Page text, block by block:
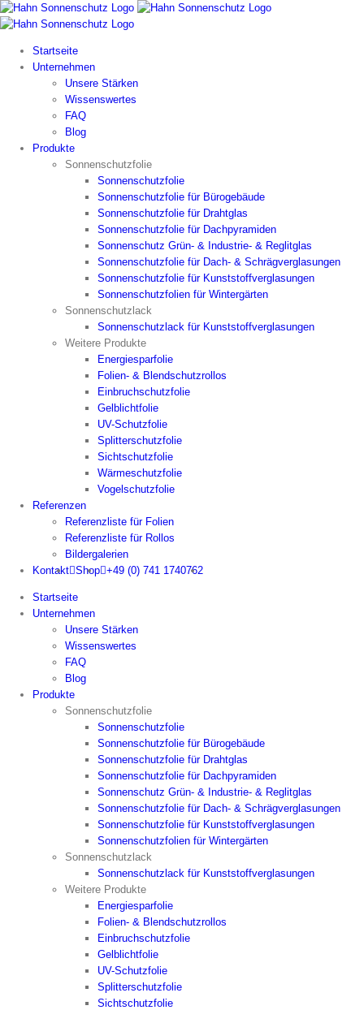
Zum
Inhalt
Startseite
Unternehmen
Unsere Stärken
Wissenswertes
FAQ
Blog
Produkte
Sonnenschutzfolie
Sonnenschutzfolie
Sonnenschutzfolie für Bürogebäude
Sonnenschutzfolie für Drahtglas
Sonnenschutzfolie für Dachpyramiden
Sonnenschutz Grün- & Industrie- & Reglitglas
Sonnenschutzfolie für Dach- & Schrägverglasungen
Sonnenschutzfolie für Kunststoffverglasungen
Sonnenschutzfolien für Wintergärten
Sonnenschutzlack
Sonnenschutzlack für Kunststoffverglasungen
Weitere Produkte
Energiesparfolie
Folien- & Blendschutzrollos
Einbruchschutzfolie
Gelblichtfolie
UV-Schutzfolie
Splitterschutzfolie
Sichtschutzfolie
Wärmeschutzfolie
Vogelschutzfolie
Referenzen
Referenzliste für Folien
Referenzliste für Rollos
Bildergalerien
Kontakt Shop +49 (0) 741 1740762
Startseite
Unternehmen
Unsere Stärken
Wissenswertes
FAQ
Blog
Produkte
Sonnenschutzfolie
Sonnenschutzfolie
Sonnenschutzfolie für Bürogebäude
Sonnenschutzfolie für Drahtglas
Sonnenschutzfolie für Dachpyramiden
Sonnenschutz Grün- & Industrie- & Reglitglas
Sonnenschutzfolie für Dach- & Schrägverglasungen
Sonnenschutzfolie für Kunststoffverglasungen
Sonnenschutzfolien für Wintergärten
Sonnenschutzlack
Sonnenschutzlack für Kunststoffverglasungen
Weitere Produkte
Energiesparfolie
Folien- & Blendschutzrollos
Einbruchschutzfolie
Gelblichtfolie
UV-Schutzfolie
Splitterschutzfolie
Sichtschutzfolie